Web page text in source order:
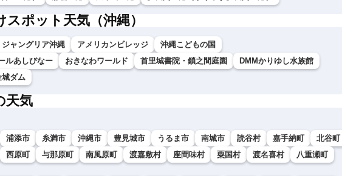
ポット天気（沖縄）
ジャングリア沖縄 アメリカンビレッジ
沖縄こどもの国
ルあしびなー
おきなわワールド 首里城書院・鎖之間庭園
DMMかりゆし水族館
城ダム
天気
浦添市 糸満市 沖縄市 豊見城市 うるま市 南城市 読谷村 嘉手納町
北谷町
西原町 与那原町 南風原町 渡嘉敷村 座間味村 粟国村 渡名喜村 八重瀬町